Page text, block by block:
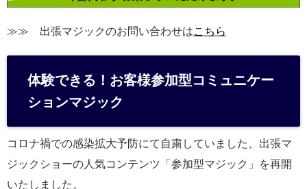
≫≫ 出張マジックのお問い合わせはこちら
体験できる！お客様参加型コミュニケー
ションマジック
コロナ禍での感染拡大予防にて自粛していました、出張マ
ジックショーの人気コンテンツ「参加型マジック」を再開
いたしました。